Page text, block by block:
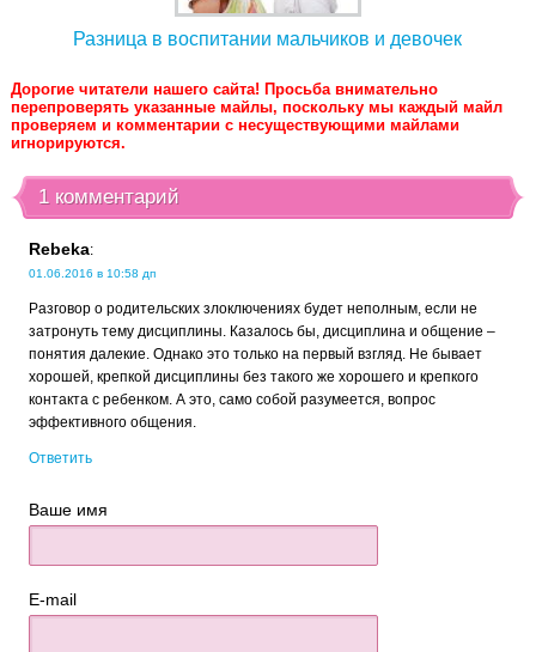
Разница в воспитании мальчиков и девочек
Дорогие читатели нашего сайта! Просьба внимательно
перепроверять указанные майлы, поскольку мы каждый майл
проверяем и комментарии с несуществующими майлами
игнорируются.
1 комментарий
Rebeka:
01.06.2016 в 10:58 дп
Разговор о родительских злоключениях будет неполным, если не
затронуть тему дисциплины. Казалось бы, дисциплина и общение –
понятия далекие. Однако это только на первый взгляд. Не бывает
хорошей, крепкой дисциплины без такого же хорошего и крепкого
контакта с ребенком. А это, само собой разумеется, вопрос
эффективного общения.
Ответить
Ваше имя
E-mail